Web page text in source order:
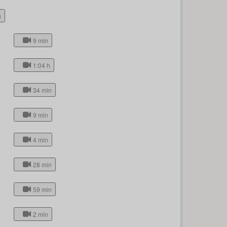
9 min
1:04 h
34 min
9 min
4 min
28 min
59 min
2 min